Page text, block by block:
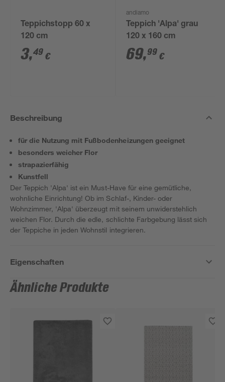
Teppichstopp 60 x
120 cm
3,49 €
andiamo
Teppich 'Alpa' grau
120 x 160 cm
69,99 €
Beschreibung
für die Nutzung mit Fußbodenheizungen geeignet
besonders weicher Flor
strapazierfähig
Kunstfell
Der Teppich 'Alpa' ist ein Must-Have für eine gemütliche,
wohnliche Einrichtung! Ob im Schlaf-, Kinder- oder
Wohnzimmer, 'Alpa' überzeugt mit seinem unwiderstehlich
weichen Flor. Durch die edle, schlichte Farbgebung lässt sich
der Teppiche in jeden Wohnstil integrieren.
Eigenschaften
Ähnliche Produkte